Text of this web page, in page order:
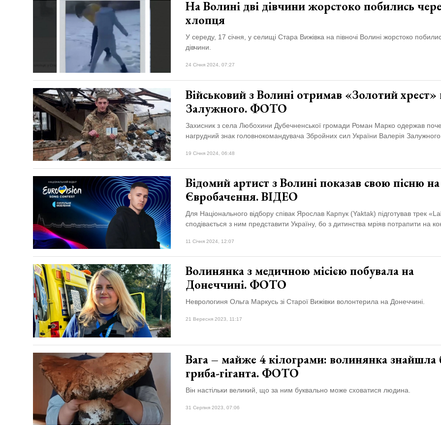
На Волині дві дівчини жорстоко побились
хлопця
У середу, 17 січня, у селищі Стара Вижівка на півночі Волині жорстоко
дівчини.
24 Січня 2024, 07:27
Військовий з Волині отримав «Золотий хрест»
Залужного. ФОТО
Захисник з села Любохини Дубечненської громади Роман Марко одержав
нагрудний знак головнокомандувача Збройних сил України Валерія Залужного.
19 Січня 2024, 06:48
Відомий артист з Волині показав свою пісню на
Євробачення. ВІДЕО
Для Національного відбору співак Ярослав Карпук (Yaktak) підготував трек
сподівається з ним представити Україну, бо з дитинства мріяв потрапити на
11 Січня 2024, 12:07
Волинянка з медичною місією побувала на
Донеччині. ФОТО
Неврологиня Ольга Маркусь зі Старої Вижівки волонтерила на Донеччині.
21 Вересня 2023, 11:17
Вага – майже 4 кілограми: волинянка знайшла
гриба-гіганта. ФОТО
Він настільки великий, що за ним буквально може сховатися людина.
31 Серпня 2023, 07:06